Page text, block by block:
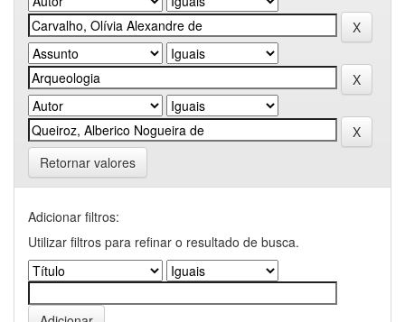
Retornar valores
Adicionar filtros:
Utilizar filtros para refinar o resultado de busca.